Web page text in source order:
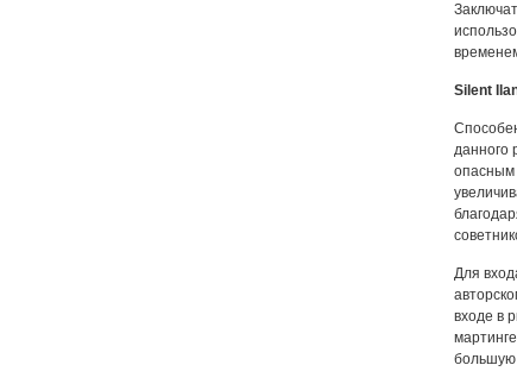
Silent
данного
опасным
Для
входе в
большую